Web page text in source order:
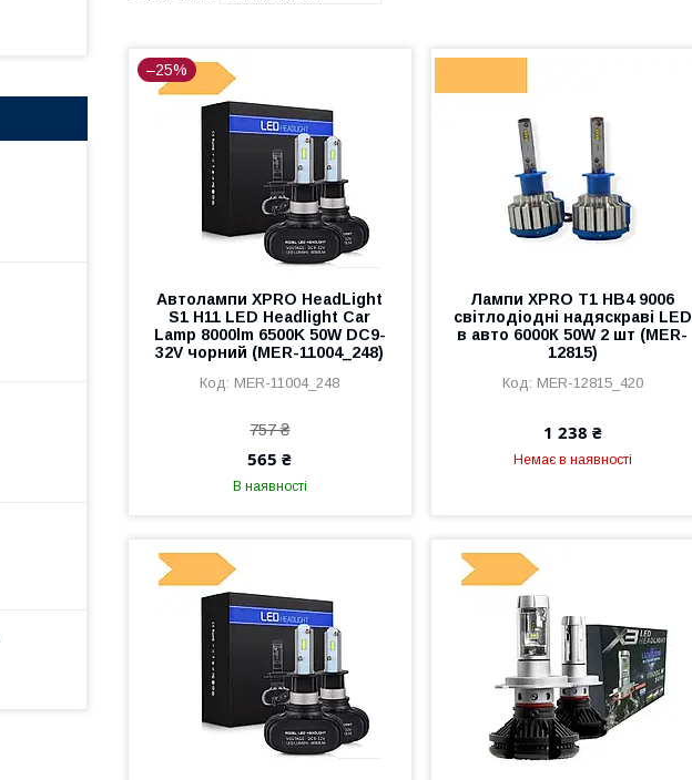
–25%
Автолампи XPRO HeadLight
S1 H11 LED Headlight Car
Lamp 8000lm 6500K 50W DC9-
32V чорний (MER-11004_248)
MER-11004_248
757 ₴
565 ₴
В наявності
Лампи XPRO T1 HB4 9006
світлодіодні надяскраві LED
в авто 6000К 50W 2 шт (MER-
12815)
MER-12815_420
1 238 ₴
Немає в наявності